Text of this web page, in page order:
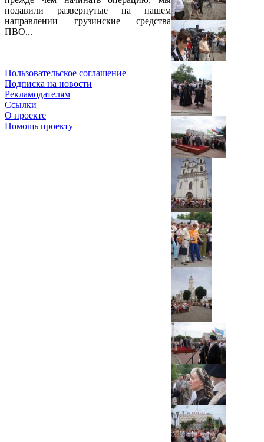
подавили развернутые на нашем
направлении грузинские средства
ПВО...
Пользовательское соглашение
Подписка на новости
Рекламодателям
Ссылки
О проекте
Помощь проекту